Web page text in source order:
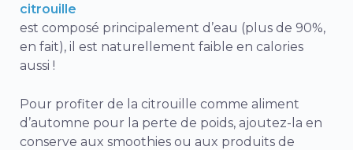
citrouille
est composé principalement d’eau (plus de 90%,
en fait), il est naturellement faible en calories
aussi !
Pour profiter de la citrouille comme aliment
d’automne pour la perte de poids, ajoutez-la en
conserve aux smoothies ou aux produits de